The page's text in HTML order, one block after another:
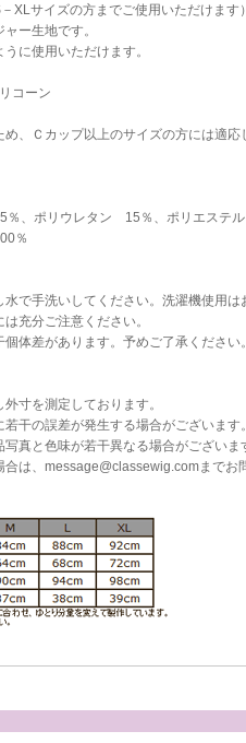
XLサイズの方までご使用いただけます）
ー生地です。
に使用いただけます。
コーン
、Ｃカップ以上のサイズの方には適応
％、ポリウレタン 15％、ポリエステ
％
で手洗いしてください。洗濯機使用は
充分ご注意ください。
体差があります。予めご了承ください。
寸を測定しております。
干の誤差が発生する場合がございます。
真と色味が若干異なる場合がございま
は、message@classewig.comまでお